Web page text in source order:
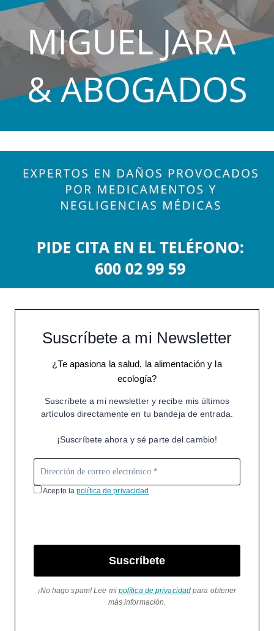
Suscríbete a mi Newsletter
¿Te apasiona la salud, la alimentación y la
ecología?
Suscríbete a mi newsletter y recibe mis últimos
artículos directamente en tu bandeja de entrada.
¡Suscríbete ahora y sé parte del cambio!
Acepto lapolítica de privacidad
Suscríbete
¡No hago spam! Lee mi política de privacidad para obtener
más información.